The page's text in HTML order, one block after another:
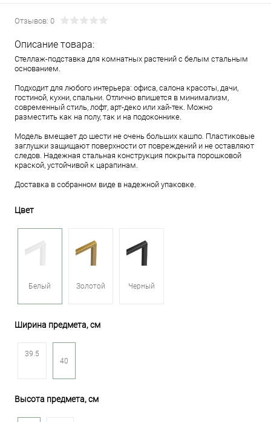
Отзывов: 0
Описание товара:
Стеллаж-подставка для комнатных растений с белым стальным
основанием.
Подходит для любого интерьера: офиса, салона красоты, дачи,
гостиной, кухни, спальни. Отлично впишется в минимализм,
современный стиль, лофт, арт-деко или хай-тек. Можно
разместить как на полу, так и на подоконнике.
Модель вмещает до шести не очень больших кашпо. Пластиковые
заглушки защищают поверхности от повреждений и не оставляют
следов. Надежная стальная конструкция покрыта порошковой
краской, устойчивой к царапинам.
Доставка в собранном виде в надежной упаковке.
Цвет
Белый Золотой Черный
Ширина предмета, см
39.5
40
Высота предмета, см